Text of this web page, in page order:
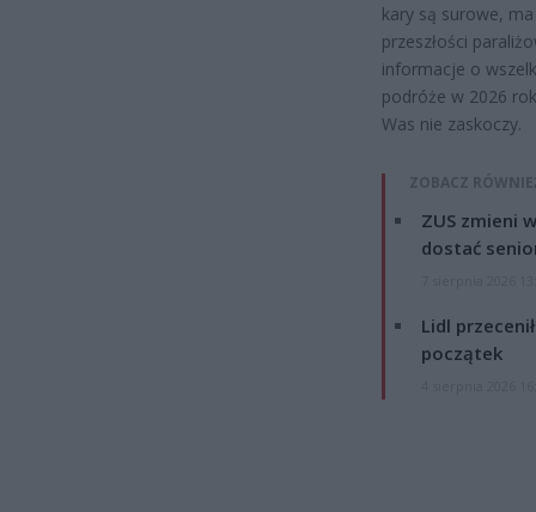
kary są surowe,
przeszłości
informacje o
podróże w 2026
Was nie zaskoczy.
ZOBACZ
ZUS zmieni
dostać
Lidl
początek